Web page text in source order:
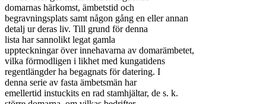
domarnas härkomst, ämbetstid och
begravningsplats samt någon gång en eller annan
detalj ur deras liv. Till grund för denna
lista har sannolikt legat gamla
uppteckningar över innehavarna av domarämbetet,
vilka förmodligen i likhet med kungatidens
regentlängder ha begagnats för datering. I
denna serie av fasta ämbetsmän har
emellertid instuckits en rad stamhjältar, de s. k.